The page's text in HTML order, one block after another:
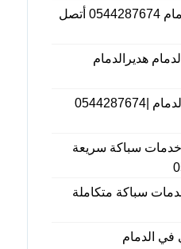
تركيب شبك النوافذ الدمام 0544287674 أتصل
هديرالدمام
شركة تنظيف مطابخ بالدمام |0544287674
سباكة سريعة
سباكة متكاملة
في الدمام